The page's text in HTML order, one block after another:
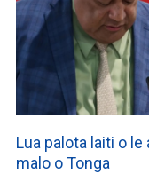
Lua palota laiti o
malo o Tonga